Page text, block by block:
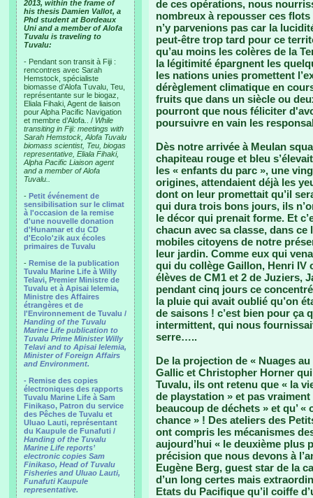
2013, within the frame of
his thesis Damien Vallot, a
Phd student at Bordeaux
Uni and a member of Alofa
Tuvalu is traveling to
Tuvalu:
- Pendant son transit à Fiji :
rencontres avec Sarah
Hemstock, spécialiste
biomasse d’Alofa Tuvalu, Teu,
représentante sur le biogaz,
Eliala Fihaki, Agent de liaison
pour Alpha Pacific Navigation
et membre d’Alofa.. / While
transiting in Fiji: meetings with
Sarah Hemstock, Alofa Tuvalu
biomass scientist, Teu, biogas
representative, Eliala Fihaki,
Alpha Pacific Liaison agent
and a member of Alofa
Tuvalu..
- Petit événement de
sensibilisation sur le climat
à l'occasion de la remise
d'une nouvelle donation
d'Hunamar et du CD
d'Ecolo'zik aux écoles
primaires de Tuvalu
- Remise de la publication
Tuvalu Marine Life à Willy
Telavi, Premier Ministre de
Tuvalu et à Apisai Ielemia,
Ministre des Affaires
étrangères et de
l'Environnement de Tuvalu /
Handing of the Tuvalu
Marine Life publication to
Tuvalu Prime Minister Willy
Telavi and to Apisai Ielemia,
Minister of Foreign Affairs
and Environment.
- Remise des copies
électroniques des rapports
Tuvalu Marine Life à Sam
Finikaso, Patron du service
des Pêches de Tuvalu et
Uluao Lauti, représentant
du Kaupule de Funafuti /
Handing of the Tuvalu
Marine Life reports’
electronic copies Sam
Finikaso, Head of Tuvalu
Fisheries and Uluao Lauti,
Funafuti Kaupule
representative.
de ces opérations, nous
nombreux à repousser ces
n’y parvenions pas car la
peut-être trop tard pour ce
qu’au moins les colères de la
la légitimité épargnent les
les nations unies promettent
dérèglement climatique en
fruits que dans un siècle ou
pourront que nous féliciter
poursuivre en vain les
Dès notre arrivée à Meulan
chapiteau rouge et bleu
les « enfants du parc », une
origines, attendaient déjà les
dont on leur promettait qu’il
qui dura trois bons jours, ils
le décor qui prenait forme. Et
chacun avec sa classe, dans
mobiles citoyens de notre
leur jardin. Comme eux qui
qui du collège Gaillon, Henri IV
élèves de CM1 et 2 de Juziers,
pendant cinq jours ce
la pluie qui avait oublié qu’on
de saisons ! c’est bien pour ça
intermittent, qui nous
serre…..
De la projection de « Nuages
Gallic et Christopher Horner
Tuvalu, ils ont retenu que « la
de playstation » et pas vraiment
beaucoup de déchets » et qu’
chance » ! Des ateliers des
ont compris les mécanismes
aujourd’hui « le deuxième plus
précision que nous devons à
Eugène Berg, guest star de la
d’un long certes mais
Etats du Pacifique qu’il coiffe